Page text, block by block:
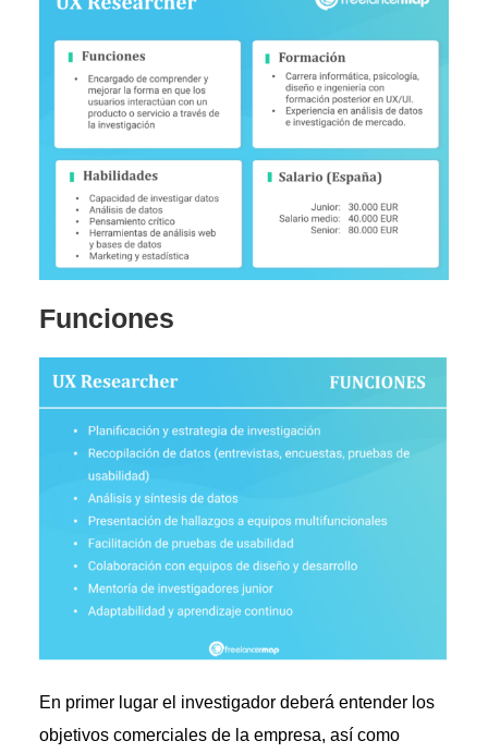
Funciones
En primer lugar el investigador deberá entender los
objetivos comerciales de la empresa, así como